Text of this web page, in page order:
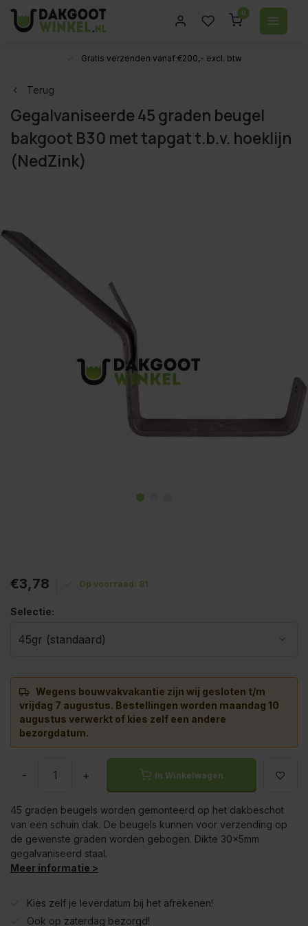
0
Gratis verzenden vanaf €200,- excl. btw
Terug
Gegalvaniseerde 45 graden beugel
bakgoot B30 met tapgat t.b.v. hoeklijn
(NedZink)
€3,78 Op voorraad: 81
Selectie:
Wegens bouwvakvakantie zijn wij gesloten t/m
vrijdag 7 augustus. Bestellingen worden maandag 10
augustus verwerkt of kies zelf een andere
bezorgdatum.
- + In Winkelwagen
45 graden beugels worden gemonteerd op het dakbeschot
van een schuin dak. De beugels kunnen voor verzending op
de gewenste graden worden gebogen. Dikte 30x5mm
gegalvaniseerd staal.
Meer informatie >
Kies zelf je leverdatum bij het afrekenen!
Ook op zaterdag bezorgd!